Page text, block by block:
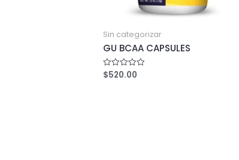
Sin categorizar
GU BCAA CAPSULES
Rated
0
$520.00